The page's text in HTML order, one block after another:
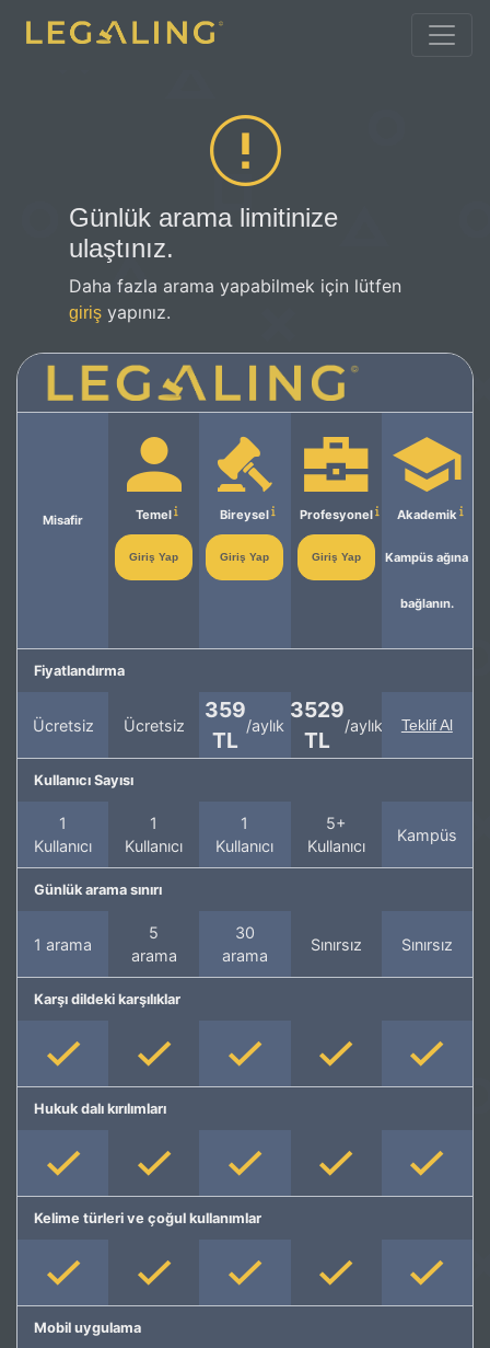
Günlük arama limitinize
ulaştınız.
Daha fazla arama yapabilmek için lütfen
giriş yapınız.
Misafir Temel
Giriş Yap
Bireysel
Giriş Yap
Profesyonel
Giriş Yap
Akademik
Kampüs ağına
bağlanın.
Fiyatlandırma
Ücretsiz Ücretsiz
359
TL
/aylık
3529
TL
/aylık Teklif Al
Kullanıcı Sayısı
1
Kullanıcı
1
Kullanıcı
1
Kullanıcı
5+
Kullanıcı
Kampüs
Günlük arama sınırı
1 arama
5
arama
30
arama
Sınırsız Sınırsız
Karşı dildeki karşılıklar
Hukuk dalı kırılımları
Kelime türleri ve çoğul kullanımlar
Mobil uygulama